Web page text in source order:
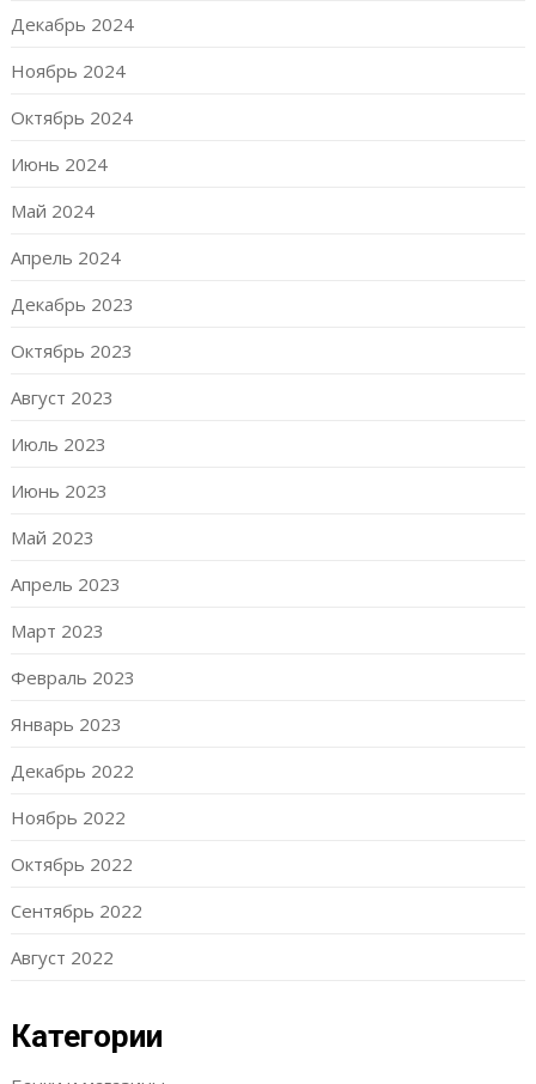
Декабрь 2024
Ноябрь 2024
Октябрь 2024
Июнь 2024
Май 2024
Апрель 2024
Декабрь 2023
Октябрь 2023
Август 2023
Июль 2023
Июнь 2023
Май 2023
Апрель 2023
Март 2023
Февраль 2023
Январь 2023
Декабрь 2022
Ноябрь 2022
Октябрь 2022
Сентябрь 2022
Август 2022
Категории